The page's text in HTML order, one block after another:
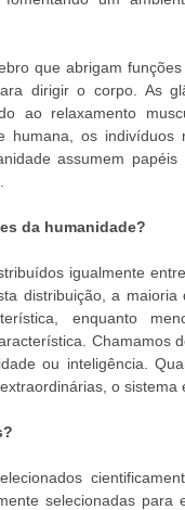
que abrigam
dirigir o corpo. As
ao relaxamento
humana, os
assumem
da humanidade?
igualmente
distribuição, a
enquanto
Chamamos
ou inteligência.
o sistema
selecionadas